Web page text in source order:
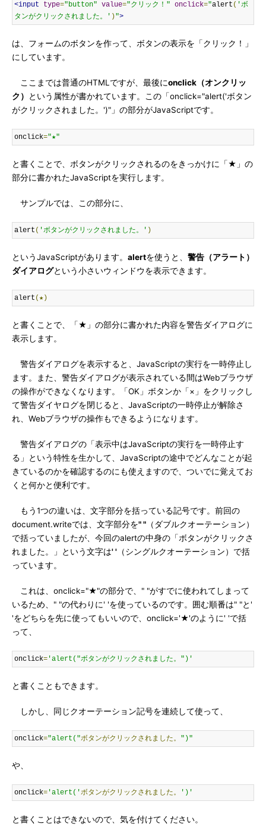
<input type="button" value="クリック！" onclick="alert ( 'ボ
タンがクリックされました。' )">
は、フォームのボタンを作って、ボタンの表示を「クリック！」
にしています。
ここまでは普通のHTMLですが、最後にonclick（オンクリッ
ク）
という属性が書かれています。この「onclick="alert('ボタン
がクリックされました。')"」の部分がJavaScriptです。
onclick="★"
と書くことで、ボタンがクリックされるのをきっかけに「★」の
部分に書かれたJavaScriptを実行します。
サンプルでは、この部分に、
alert ( 'ボタンがクリックされました。' )
というJavaScriptがあります。 alertを使うと、 警告（アラート）
ダイアログという小さいウィンドウを表示できます。
alert (★)
と書くことで、「★」の部分に書かれた内容を警告ダイアログに
表示します。
警告ダイアログを表示すると、JavaScriptの実行を一時停止し
ます。また、警告ダイアログが表示されている間はWebブラウザ
の操作ができなくなります。「OK」ボタンか「×」をクリックし
て警告ダイヤログを閉じると、JavaScriptの一時停止が解除さ
れ、Webブラウザの操作もできるようになります。
警告ダイアログの「表示中はJavaScriptの実行を一時停止す
る」という特性を生かして、JavaScriptの途中でどんなことが起
きているのかを確認するのにも使えますので、ついでに覚えてお
くと何かと便利です。
もう1つの違いは、文字部分を括っている記号です。前回の
document.writeでは、文字部分を" " （ダブルクオーテーション）
で括っていましたが、今回のalertの中身の「ボタンがクリックさ
れました。」という文字は' ' （シングルクオーテーション）で括
っています。
これは、onclick="★"の部分で、" "がすでに使われてしまって
いるため、" "の代わりに' 'を使っているのです。囲む順番は" "と'
'をどちらを先に使ってもいいので、onclick='★'のように' 'で括
って、
onclick= 'alert("ボタンがクリックされました。")'
と書くこともできます。
しかし、同じクオーテーション記号を連続して使って、
onclick="alert("ボタンがクリックされました。 ")"
や、
onclick= 'alert('ボタンがクリックされました。 ')'
と書くことはできないので、気を付けてください。